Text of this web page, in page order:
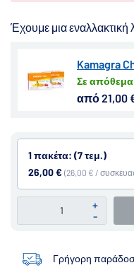
Έχουμε μια εναλλακτική
Kamagra
Σε απόθεμα
από 21,00
1 πακέτα: (7 τεμ.)
26,00 € (26,00 € /
+
-
Γρήγορη